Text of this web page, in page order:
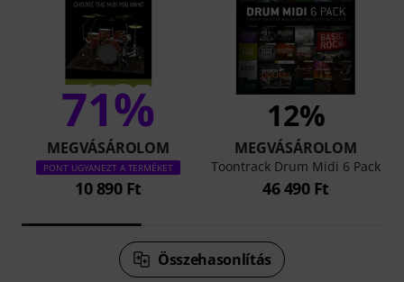
71%
MEGVÁSÁROLOM
PONT UGYANEZT A TERMÉKET
10 890 Ft
12%
MEGVÁSÁROLOM
Toontrack Drum Midi 6 Pack
46 490 Ft
Összehasonlítás